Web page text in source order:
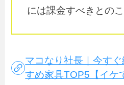
には課金すべきとのこ
マコなり社長｜今す
すめ家具TOP5【イケ